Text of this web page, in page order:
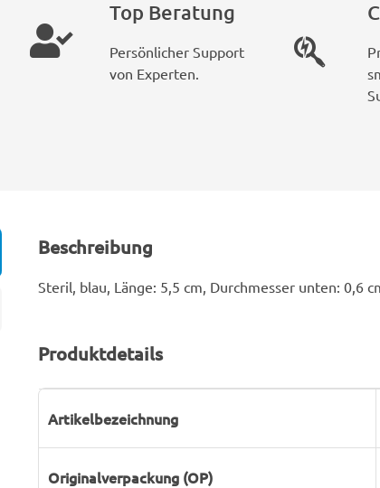
Top Beratung
Persönlicher Support
von Experten.
Beschreibung
Steril, blau, Länge: 5,5 cm, Durchmesser unten: 0,6
Produktdetails
Artikelbezeichnung
Originalverpackung (OP)